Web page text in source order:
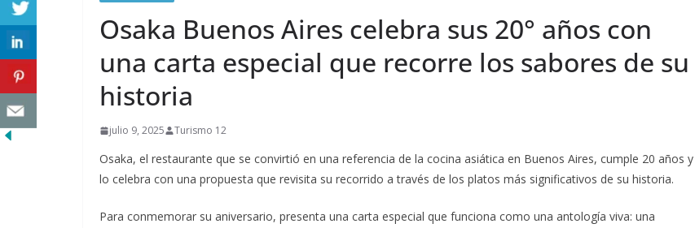
Osaka Buenos Aires celebra sus 20° años con
una carta especial que recorre los sabores de su
historia
julio 9, 2025 Turismo 12
Osaka, el restaurante que se convirtió en una referencia de la cocina asiática en Buenos Aires, cumple 20 años y
lo celebra con una propuesta que revisita su recorrido a través de los platos más significativos de su historia.
Para conmemorar su aniversario, presenta una carta especial que funciona como una antología viva: una